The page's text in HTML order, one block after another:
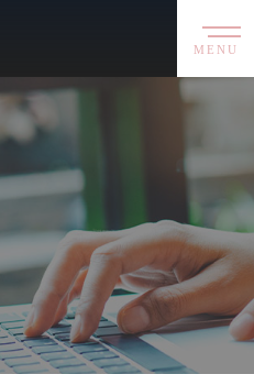
MENU